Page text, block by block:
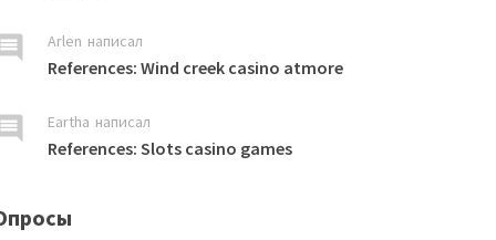
Arlen написал
References: Wind creek casino atmore
Eartha написал
References: Slots casino games